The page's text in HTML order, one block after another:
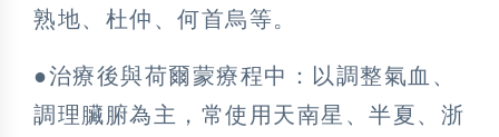
熟地、杜仲、何首烏等。
●治療後與荷爾蒙療程中：以調整氣血、
調理臟腑為主，常使用天南星、半夏、浙